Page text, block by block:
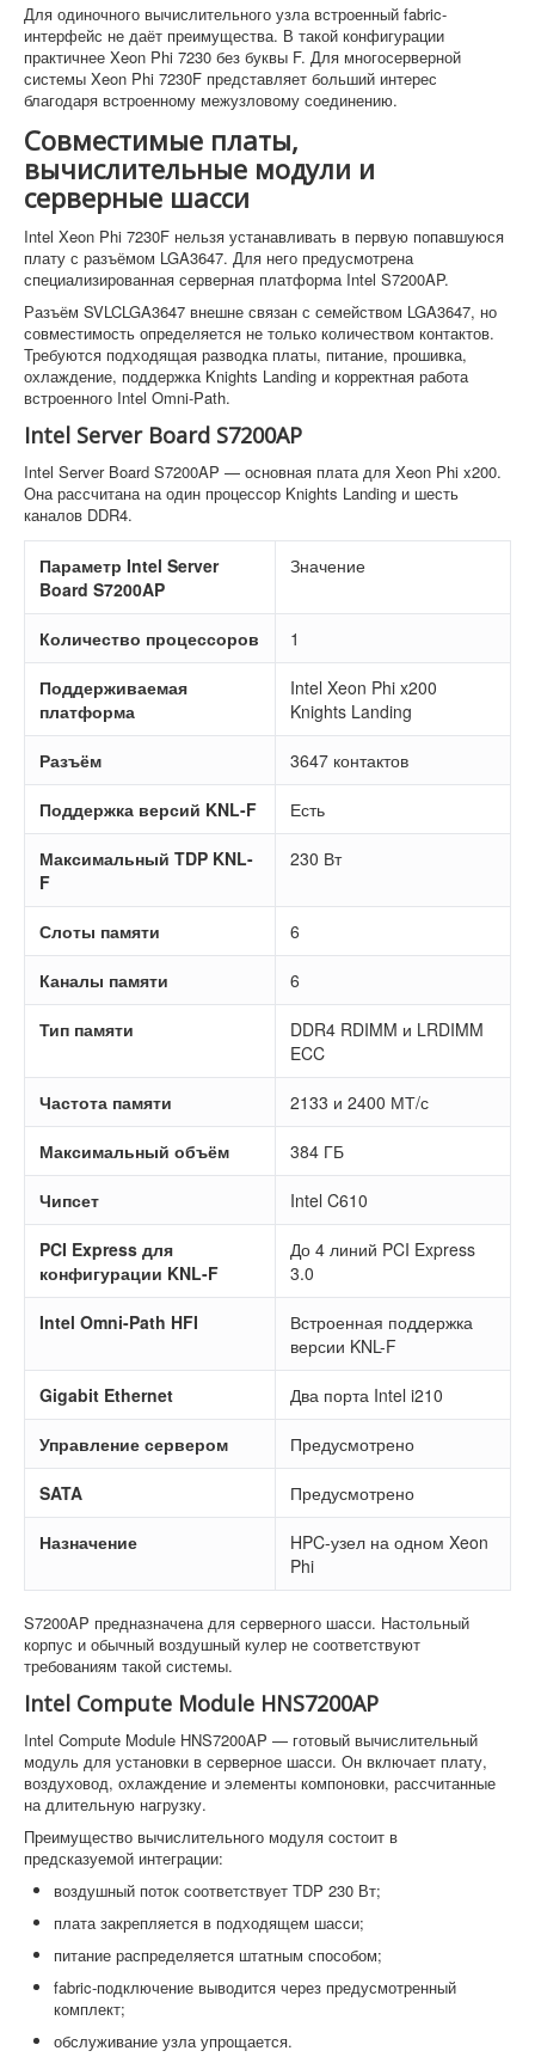
Для одиночного вычислительного узла встроенный fabric-
интерфейс не даёт преимущества. В такой конфигурации
практичнее Xeon Phi 7230 без буквы F. Для многосерверной
системы Xeon Phi 7230F представляет больший интерес
благодаря встроенному межузловому соединению.
Совместимые платы,
вычислительные модули и
серверные шасси
Intel Xeon Phi 7230F нельзя устанавливать в первую попавшуюся
плату с разъёмом LGA3647. Для него предусмотрена
специализированная серверная платформа Intel S7200AP.
Разъём SVLCLGA3647 внешне связан с семейством LGA3647, но
совместимость определяется не только количеством контактов.
Требуются подходящая разводка платы, питание, прошивка,
охлаждение, поддержка Knights Landing и корректная работа
встроенного Intel Omni-Path.
Intel Server Board S7200AP
Intel Server Board S7200AP — основная плата для Xeon Phi x200.
Она рассчитана на один процессор Knights Landing и шесть
каналов DDR4.
Параметр Intel Server
Board S7200AP
Значение
Количество процессоров 1
Поддерживаемая
платформа
Intel Xeon Phi x200
Knights Landing
Разъём 3647 контактов
Поддержка версий KNL-F Есть
Максимальный TDP KNL-
F
230 Вт
Слоты памяти 6
Каналы памяти 6
Тип памяти
DDR4 RDIMM и LRDIMM
ECC
Частота памяти 2133 и 2400 МТ/с
Максимальный объём 384 ГБ
Чипсет Intel C610
PCI Express для
конфигурации KNL-F
До 4 линий PCI Express
3.0
Intel Omni-Path HFI
Встроенная поддержка
версии KNL-F
Gigabit Ethernet Два порта Intel i210
Управление сервером Предусмотрено
SATA Предусмотрено
Назначение
HPC-узел на одном Xeon
Phi
S7200AP предназначена для серверного шасси. Настольный
корпус и обычный воздушный кулер не соответствуют
требованиям такой системы.
Intel Compute Module HNS7200AP
Intel Compute Module HNS7200AP — готовый вычислительный
модуль для установки в серверное шасси. Он включает плату,
воздуховод, охлаждение и элементы компоновки, рассчитанные
на длительную нагрузку.
Преимущество вычислительного модуля состоит в
предсказуемой интеграции:
воздушный поток соответствует TDP 230 Вт;
плата закрепляется в подходящем шасси;
питание распределяется штатным способом;
fabric-подключение выводится через предусмотренный
комплект;
обслуживание узла упрощается.